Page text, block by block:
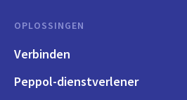
OPLOSSINGEN
Verbinden
Peppol-dienstverlener